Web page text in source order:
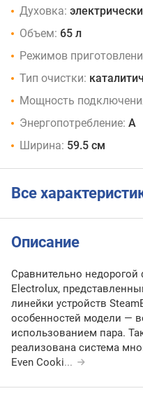
Духовка:
Объем: 65 л
Режимов
Тип очистки:
Мощность
Энергопотребление: A
Ширина: 59.5 см
Все
Описание
Сравнительно
Electrolux,
линейки устройств
особенностей модели —
использованием пара.
реализована система
Even Cooki...